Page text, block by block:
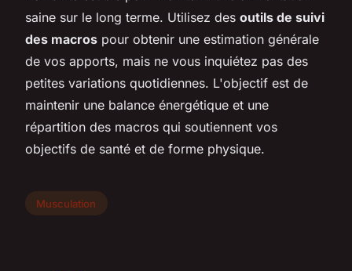
saine sur le long terme. Utilisez des outils de suivi
des macros pour obtenir une estimation générale
de vos apports, mais ne vous inquiétez pas des
petites variations quotidiennes. L'objectif est de
maintenir une balance énergétique et une
répartition des macros qui soutiennent vos
objectifs de santé et de forme physique.
Musculation